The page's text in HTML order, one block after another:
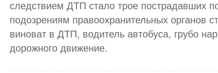
следствием ДТП стало трое пострадавших
подозрениям правоохранительных органов
виноват в ДТП, водитель автобуса, грубо
дорожного движение.